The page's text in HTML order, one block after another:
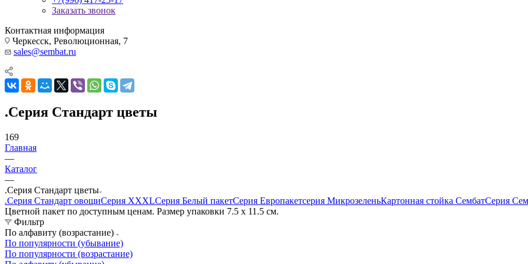
Заказать звонок
Контактная информация
Черкесск, Революционная, 7
sales@sembat.ru
.Серия Стандарт цветы
169
Главная
—
Каталог
—
.Серия Стандарт цветы
.Серия Стандарт овощиСерия XXXLСерия Белый пакетСерия Европакетсерия МикрозеленьКартонная стойка СембатСерия
Цветной пакет по доступным ценам. Размер упаковки 7.5 х 11.5 см.
Фильтр
По алфавиту (возрастание)
По популярности (убывание)
По популярности (возрастание)